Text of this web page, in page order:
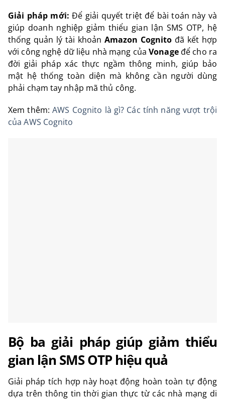
Giải pháp mới: Để giải quyết triệt để bài toán này và
giúp doanh nghiệp giảm thiểu gian lận SMS OTP, hệ
thống quản lý tài khoản Amazon Cognito đã kết hợp
với công nghệ dữ liệu nhà mạng củaVonageđể cho ra
đời giải pháp xác thực ngầm thông minh, giúp bảo
mật hệ thống toàn diện mà không cần người dùng
phải chạm tay nhập mã thủ công.
Xem thêm: AWS Cognito là gì? Các tính năng vượt trội
của AWS Cognito
Bộ ba giải pháp giúp giảm thiểu
gian lận SMS OTP hiệu quả
Giải pháp tích hợp này hoạt động hoàn toàn tự động
dựa trên thông tin thời gian thực từ các nhà mạng di